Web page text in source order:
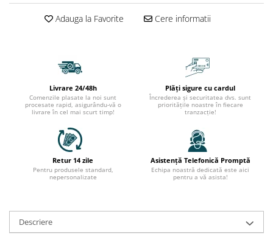
Adauga la Favorite Cere informatii
Livrare 24/48h
Comenzile plasate la noi sunt
procesate rapid, asigurându-vă o
livrare în cel mai scurt timp!
Plăți sigure cu cardul
Încrederea și securitatea dvs. sunt
prioritățile noastre în fiecare
tranzacție!
Retur 14 zile
Pentru produsele standard,
nepersonalizate
Asistență Telefonică Promptă
Echipa noastră dedicată este aici
pentru a vă asista!
Descriere